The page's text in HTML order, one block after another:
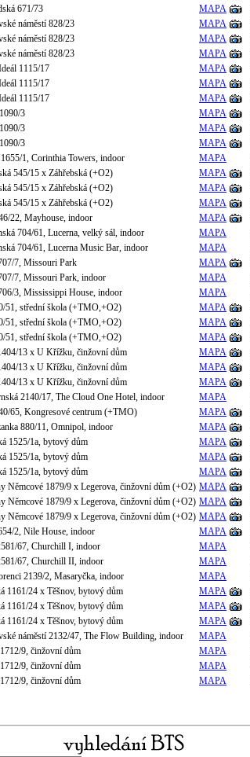
671/73 MAPA
náměstí 828/23 MAPA
náměstí 828/23 MAPA
náměstí 828/23 MAPA
1115/17 MAPA
1115/17 MAPA
1115/17 MAPA
3 MAPA
3 MAPA
3 MAPA
1, Corinthia Towers, indoor MAPA
545/15 x Záhřebská (+O2) MAPA
545/15 x Záhřebská (+O2) MAPA
545/15 x Záhřebská (+O2) MAPA
22, Mayhouse, indoor MAPA
704/61, Lucerna, velký sál, indoor MAPA
704/61, Lucerna Music Bar, indoor MAPA
7, Missouri Park MAPA
7, Missouri Park, indoor MAPA
3, Mississippi House, indoor MAPA
51, střední škola (+TMO,+O2) MAPA
51, střední škola (+TMO,+O2) MAPA
51, střední škola (+TMO,+O2) MAPA
13 x U Křížku, činžovní dům MAPA
13 x U Křížku, činžovní dům MAPA
13 x U Křížku, činžovní dům MAPA
2140/17, The Cloud One Hotel, indoor MAPA
65, Kongresové centrum (+TMO) MAPA
880/11, Omnipol, indoor MAPA
1525/1a, bytový dům MAPA
1525/1a, bytový dům MAPA
1525/1a, bytový dům MAPA
Němcové 1879/9 x Legerova, činžovní dům (+O2) MAPA
Němcové 1879/9 x Legerova, činžovní dům (+O2) MAPA
Němcové 1879/9 x Legerova, činžovní dům (+O2) MAPA
2, Nile House, indoor MAPA
67, Churchill I, indoor MAPA
67, Churchill II, indoor MAPA
2139/2, Masaryčka, indoor MAPA
1161/24 x Těšnov, bytový dům MAPA
1161/24 x Těšnov, bytový dům MAPA
1161/24 x Těšnov, bytový dům MAPA
náměstí 2132/47, The Flow Building, indoor MAPA
9, činžovní dům MAPA
9, činžovní dům MAPA
9, činžovní dům MAPA